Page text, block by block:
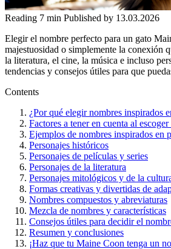
Reading 7 min Published by 13.03.2026
Elegir el nombre perfecto para un gato
majestuosidad o simplemente la conexión
la literatura, el cine, la música e incluso
tendencias y consejos útiles para que
Contents
¿Por qué elegir nombres inspirados
Factores a tener en cuenta al
Ejemplos de nombres inspirados en
Personajes históricos
Personajes de películas y series
Personajes de la literatura
Personajes mitológicos y de la
Formas creativas y divertidas de
Nombres compuestos y abreviaturas
Mezcla de nombres y características
Consejos útiles para decidir el
Resumen y conclusiones
¡Haz que tu Maine Coon tenga un